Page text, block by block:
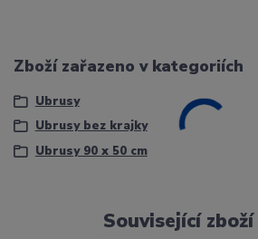
Zboží zařazeno v kategoriích
Ubrusy
Ubrusy bez krajky
Ubrusy 90 x 50 cm
Související zboží